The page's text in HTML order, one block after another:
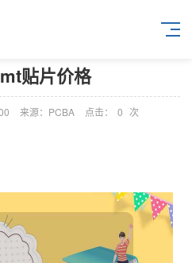
贴片价格
来源：PCBA 点击： 0 次